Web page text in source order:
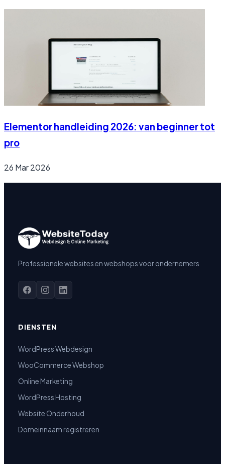
Elementor handleiding 2026: van beginner tot
pro
26 Mar 2026
Professionele websites en webshops voor ondernemers
DIENSTEN
WordPress Webdesign
WooCommerce Webshop
Online Marketing
WordPress Hosting
Website Onderhoud
Domeinnaam registreren